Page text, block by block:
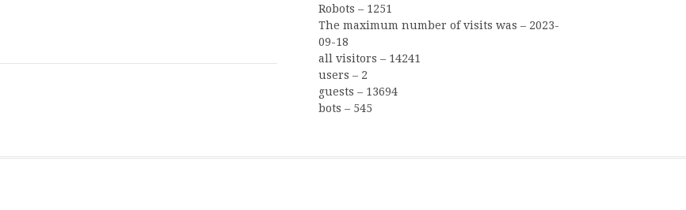
Robots – 1251
The maximum number of visits was – 2023-
09-18
all visitors – 14241
users – 2
guests – 13694
bots – 545